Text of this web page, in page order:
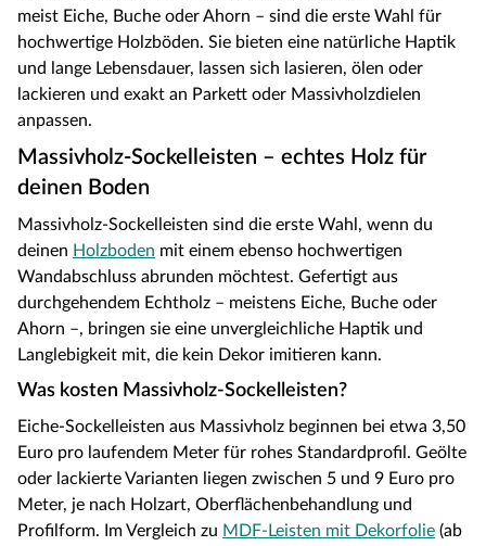
meist Eiche, Buche oder Ahorn – sind die erste Wahl für
hochwertige Holzböden. Sie bieten eine natürliche Haptik
und lange Lebensdauer, lassen sich lasieren, ölen oder
lackieren und exakt an Parkett oder Massivholzdielen
anpassen.
Massivholz-Sockelleisten – echtes Holz für
deinen Boden
Massivholz-Sockelleisten sind die erste Wahl, wenn du
deinen Holzboden mit einem ebenso hochwertigen
Wandabschluss abrunden möchtest. Gefertigt aus
durchgehendem Echtholz – meistens Eiche, Buche oder
Ahorn –, bringen sie eine unvergleichliche Haptik und
Langlebigkeit mit, die kein Dekor imitieren kann.
Was kosten Massivholz-Sockelleisten?
Eiche-Sockelleisten aus Massivholz beginnen bei etwa 3,50
Euro pro laufendem Meter für rohes Standardprofil. Geölte
oder lackierte Varianten liegen zwischen 5 und 9 Euro pro
Meter, je nach Holzart, Oberflächenbehandlung und
Profilform. Im Vergleich zu MDF-Leisten mit Dekorfolie (ab